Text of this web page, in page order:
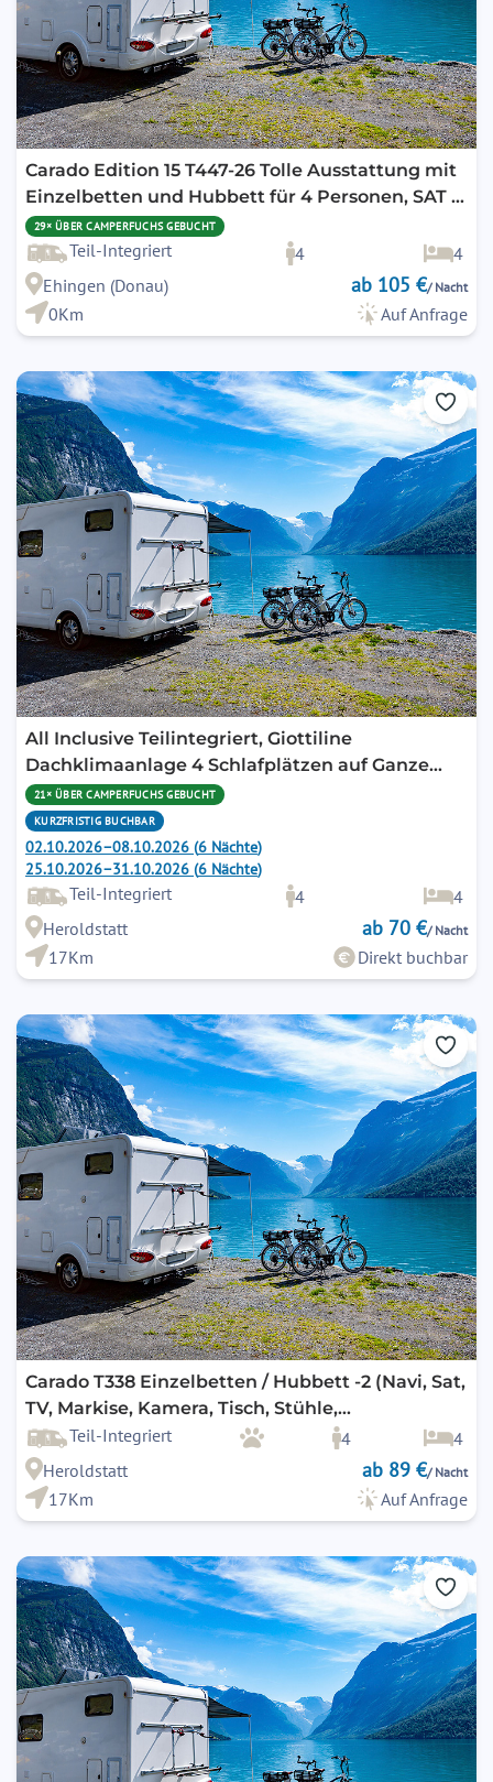
Carado Edition 15 T447-26 Tolle Ausstattung mit
Einzelbetten und Hubbett für 4 Personen, SAT /
29× ÜBER CAMPERFUCHS GEBUCHT
Teil-Integriert 4
4
Ehingen (Donau)
ab 105 €/ Nacht
0Km Auf Anfrage
All Inclusive Teilintegriert, Giottiline
Dachklimaanlage 4 Schlafplätzen auf Ganze
5,99m Länge mit Winterreifen
21× ÜBER CAMPERFUCHS GEBUCHT
KURZFRISTIG BUCHBAR
02.10.2026–08.10.2026 (6 Nächte)
25.10.2026–31.10.2026 (6 Nächte)
Teil-Integriert 4
4
Heroldstatt
ab 70 €/ Nacht
17Km Direkt buchbar
Carado T338 Einzelbetten / Hubbett -2 (Navi, Sat,
TV, Markise, Kamera, Tisch, Stühle,
Fahrradträger)
Teil-Integriert 4
4
Heroldstatt
ab 89 €/ Nacht
17Km Auf Anfrage